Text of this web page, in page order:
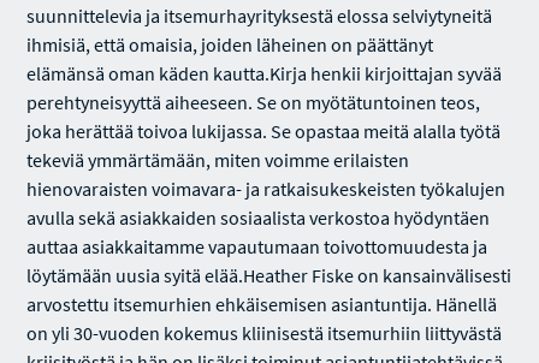
suunnittelevia ja itsemurhayrityksestä elossa selviytyneitä
ihmisiä, että omaisia, joiden läheinen on päättänyt
elämänsä oman käden kautta.Kirja henkii kirjoittajan syvää
perehtyneisyyttä aiheeseen. Se on myötätuntoinen teos,
joka herättää toivoa lukijassa. Se opastaa meitä alalla työtä
tekeviä ymmärtämään, miten voimme erilaisten
hienovaraisten voimavara- ja ratkaisukeskeisten työkalujen
avulla sekä asiakkaiden sosiaalista verkostoa hyödyntäen
auttaa asiakkaitamme vapautumaan toivottomuudesta ja
löytämään uusia syitä elää.Heather Fiske on kansainvälisesti
arvostettu itsemurhien ehkäisemisen asiantuntija. Hänellä
on yli 30-vuoden kokemus kliinisestä itsemurhiin liittyvästä